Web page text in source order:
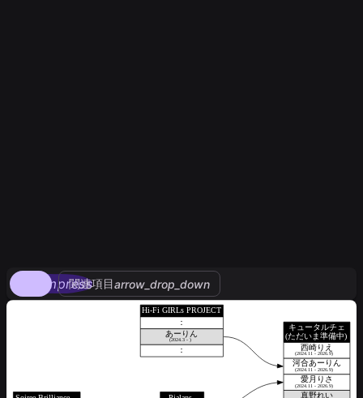
compress
関連項目arrow_drop_down